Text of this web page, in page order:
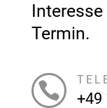
Termin.
 +49